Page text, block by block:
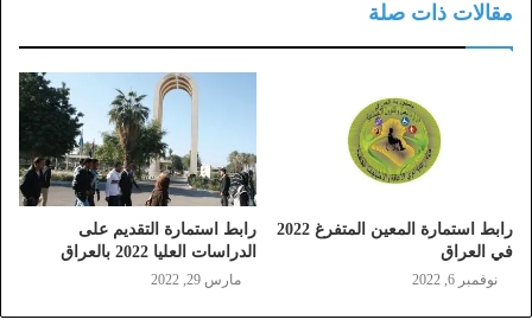
مقالات ذات صلة
رابط استمارة المعين المتفرغ 2022
في العراق
نوفمبر 6, 2022
رابط استمارة التقديم على
الدراسات العليا 2022 بالعراق
مارس 29, 2022